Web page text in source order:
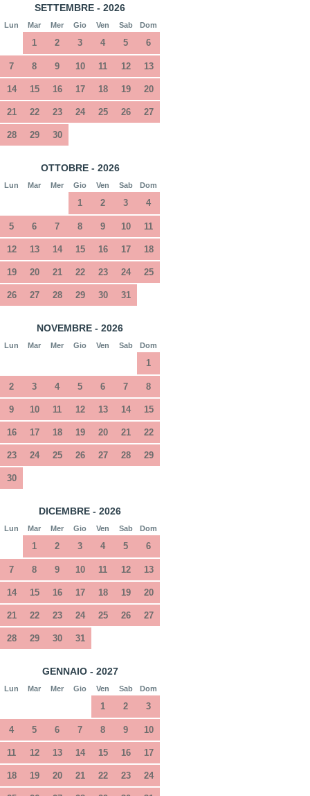
SETTEMBRE - 2026
Lun Mar Mer Gio Ven Sab Dom
1 2 3 4 5 6
7 8 9 10 11 12 13
14 15 16 17 18 19 20
21 22 23 24 25 26 27
28 29 30
OTTOBRE - 2026
Lun Mar Mer Gio Ven Sab Dom
1 2 3 4
5 6 7 8 9 10 11
12 13 14 15 16 17 18
19 20 21 22 23 24 25
26 27 28 29 30 31
NOVEMBRE - 2026
Lun Mar Mer Gio Ven Sab Dom
1
2 3 4 5 6 7 8
9 10 11 12 13 14 15
16 17 18 19 20 21 22
23 24 25 26 27 28 29
30
DICEMBRE - 2026
Lun Mar Mer Gio Ven Sab Dom
1 2 3 4 5 6
7 8 9 10 11 12 13
14 15 16 17 18 19 20
21 22 23 24 25 26 27
28 29 30 31
GENNAIO - 2027
Lun Mar Mer Gio Ven Sab Dom
1 2 3
4 5 6 7 8 9 10
11 12 13 14 15 16 17
18 19 20 21 22 23 24